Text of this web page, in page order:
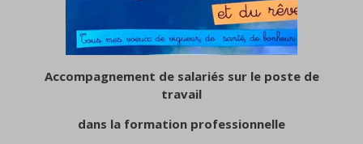
Accompagnement de salariés sur le poste de
travail
dans la formation professionnelle